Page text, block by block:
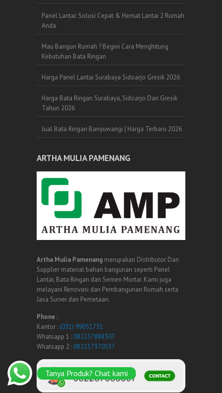
Panel Lantai: Solusi Cepat & Hemat Lantai 2 Rumah
Anda
Mau Bangun Rumah ? Begini Cara Menghitung
Kebutuhan Bata Ringan
Harga Panel Lantai Surabaya Sidoarjo Gresik 2026
Harga Bata Ringan Surabaya, Sidoarjo Dan Gresik
Tahun 2026
Jual Bata Ringan Banyuwangi | Harga Terbaru 2026
ARTHA MULIA PAMENANG
Artha Mulia Pamenang merupakan Distributor Dan
Supplier material bahan bangunan seperti Panel
Lantai, Bata Ringan dan Semen Mortar. Kami juga
melayani Renovasi dan Pembangunan Rumah serta
Jasa Survei dan Pemetaan.
Phone :
Kantor : (031) 99051731
Whatsapp 1 : 082257888307
Whatsapp 2 : 082257370537
Tanya Produk? Chat kami